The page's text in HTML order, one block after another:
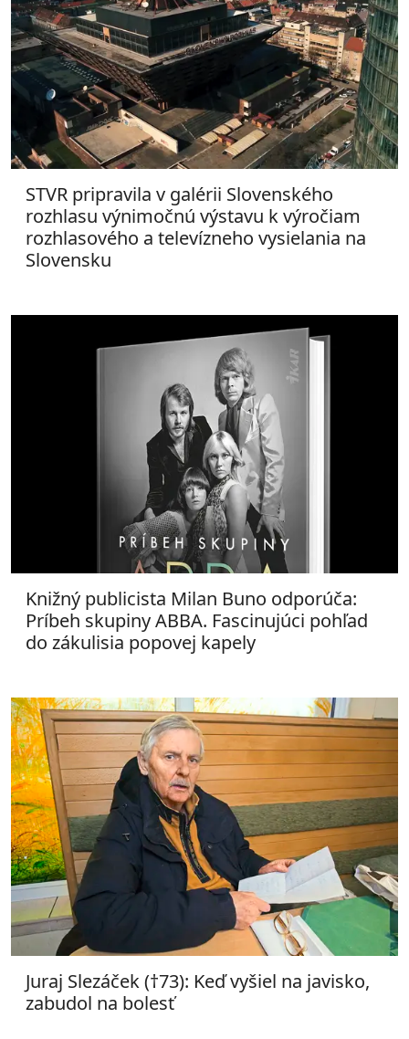
STVR pripravila v galérii Slovenského
rozhlasu výnimočnú výstavu k výročiam
rozhlasového a televízneho vysielania na
Slovensku
Knižný publicista Milan Buno odporúča:
Príbeh skupiny ABBA. Fascinujúci pohľad
do zákulisia popovej kapely
Juraj Slezáček (†73): Keď vyšiel na javisko,
zabudol na bolesť